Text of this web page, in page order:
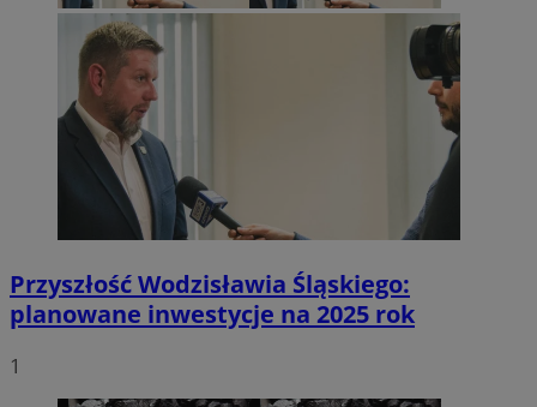
Przyszłość Wodzisławia Śląskiego:
planowane inwestycje na 2025 rok
1